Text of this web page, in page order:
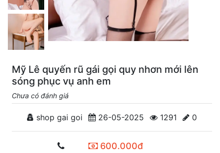
Mỹ Lê quyến rũ gái gọi quy nhơn mới lên
sóng phục vụ anh em
Chưa có đánh giá
shop gai goi 26-05-2025 1291 0
600.000đ